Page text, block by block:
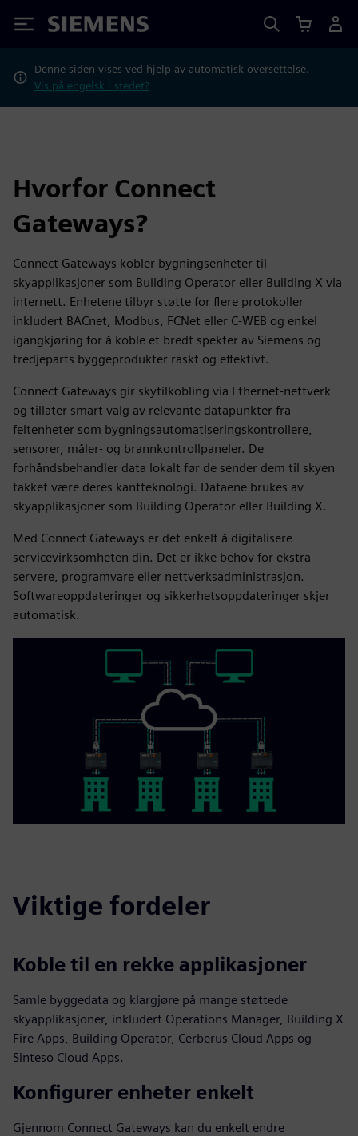
Siemens
Denne siden vises ved hjelp av automatisk oversettelse.
Vis på engelsk i stedet?
Hvorfor Connect
Gateways?
Connect Gateways kobler bygningsenheter til
skyapplikasjoner som Building Operator eller Building X via
internett. Enhetene tilbyr støtte for flere protokoller
inkludert BACnet, Modbus, FCNet eller C-WEB og enkel
igangkjøring for å koble et bredt spekter av Siemens og
tredjeparts byggeprodukter raskt og effektivt.
Connect Gateways gir skytilkobling via Ethernet-nettverk
og tillater smart valg av relevante datapunkter fra
feltenheter som bygningsautomatiseringskontrollere,
sensorer, måler- og brannkontrollpaneler. De
forhåndsbehandler data lokalt før de sender dem til skyen
takket være deres kantteknologi. Dataene brukes av
skyapplikasjoner som Building Operator eller Building X.
Med Connect Gateways er det enkelt å digitalisere
servicevirksomheten din. Det er ikke behov for ekstra
servere, programvare eller nettverksadministrasjon.
Softwareoppdateringer og sikkerhetsoppdateringer skjer
automatisk.
Viktige fordeler
Koble til en rekke applikasjoner
Samle byggedata og klargjøre på mange støttede
skyapplikasjoner, inkludert Operations Manager, Building X
Fire Apps, Building Operator, Cerberus Cloud Apps og
Sinteso Cloud Apps.
Konfigurer enheter enkelt
Gjennom Connect Gateways kan du enkelt endre